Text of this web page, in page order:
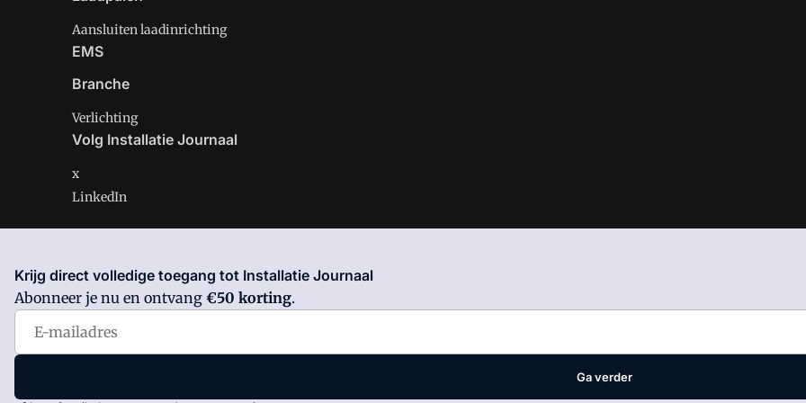
Aansluiten laadinrichting
EMS
Branche
Verlichting
Volg Installatie Journaal
x
LinkedIn
Installatie Journaal is onderdeel van VMN media. Lees in
VoorwaardenenPrivacy en Cookie beleid
Krijg direct volledige toegang tot Installatie Journaal
Abonneer je nu en ontvang €50 korting.
Ga verder